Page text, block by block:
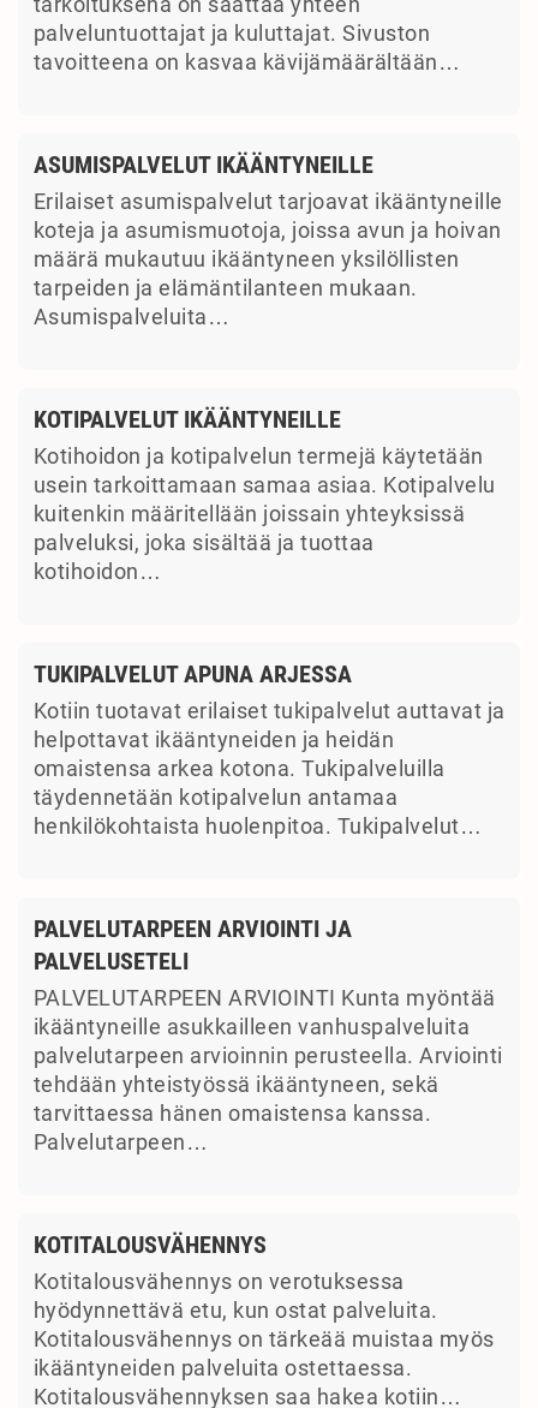
palveluntuottajat ja kuluttajat. Sivuston
tavoitteena on kasvaa kävijämäärältään…
ASUMISPALVELUT IKÄÄNTYNEILLE
Erilaiset asumispalvelut tarjoavat ikääntyneille
koteja ja asumismuotoja, joissa avun ja hoivan
määrä mukautuu ikääntyneen yksilöllisten
tarpeiden ja elämäntilanteen mukaan.
Asumispalveluita…
KOTIPALVELUT IKÄÄNTYNEILLE
Kotihoidon ja kotipalvelun termejä käytetään
usein tarkoittamaan samaa asiaa. Kotipalvelu
kuitenkin määritellään joissain yhteyksissä
palveluksi, joka sisältää ja tuottaa
kotihoidon…
TUKIPALVELUT APUNA ARJESSA
Kotiin tuotavat erilaiset tukipalvelut auttavat ja
helpottavat ikääntyneiden ja heidän
omaistensa arkea kotona. Tukipalveluilla
täydennetään kotipalvelun antamaa
henkilökohtaista huolenpitoa. Tukipalvelut…
PALVELUTARPEEN ARVIOINTI JA
PALVELUSETELI
PALVELUTARPEEN ARVIOINTI Kunta myöntää
ikääntyneille asukkailleen vanhuspalveluita
palvelutarpeen arvioinnin perusteella. Arviointi
tehdään yhteistyössä ikääntyneen, sekä
tarvittaessa hänen omaistensa kanssa.
Palvelutarpeen…
KOTITALOUSVÄHENNYS
Kotitalousvähennys on verotuksessa
hyödynnettävä etu, kun ostat palveluita.
Kotitalousvähennys on tärkeää muistaa myös
ikääntyneiden palveluita ostettaessa.
Kotitalousvähennyksen saa hakea kotiin…